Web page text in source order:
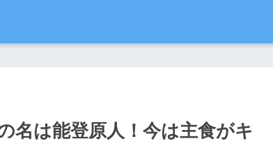
名は能登原人！今は主食がキ